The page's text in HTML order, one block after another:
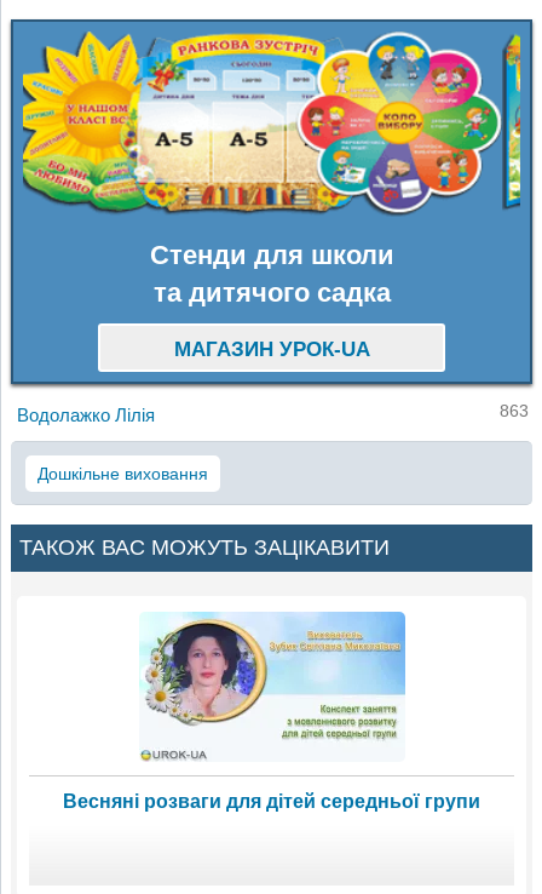
Стенди для школи
та дитячого садка
МАГАЗИН УРОК-UA
Водолажко Лілія 863
Дошкільне виховання
ТАКОЖ ВАС МОЖУТЬ ЗАЦІКАВИТИ
Весняні розваги для дітей середньої групи